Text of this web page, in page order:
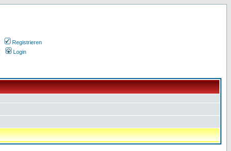
Registrieren
Login